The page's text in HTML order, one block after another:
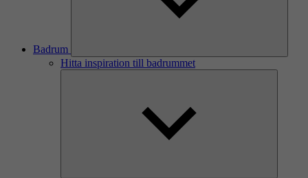
Badrum
Hitta inspiration till badrummet